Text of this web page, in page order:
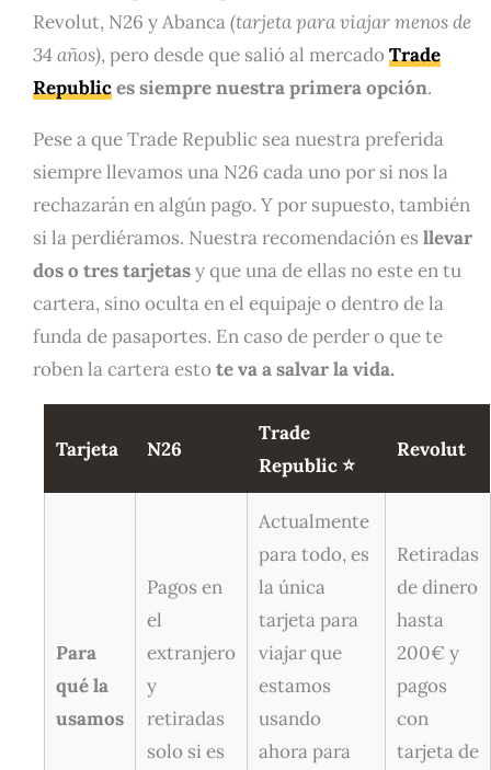
Revolut, N26 y Abanca(tarjeta para viajar menos de
34 años), pero desde que salió al mercadoTrade
Republices siempre nuestra primera opción.
Pese a que Trade Republic sea nuestra preferida
siempre llevamos una N26 cada uno por si nos la
rechazarán en algún pago. Y por supuesto, también
si la perdiéramos. Nuestra recomendación es llevar
dos o tres tarjetasy que una de ellas no este en tu
cartera, sino oculta en el equipaje o dentro de la
funda de pasaportes. En caso de perder o que te
roben la cartera estote va a salvar la vida.
Tarjeta N26
Trade
Republic ⭐
Revolut
Para
qué la
usamos
Pagos en
el
extranjero
y
retiradas
solo si es
Actualmente
para todo, es
la única
tarjeta para
viajar que
estamos
usando
ahora para
Retiradas
de dinero
hasta
200€ y
pagos
con
tarjeta de